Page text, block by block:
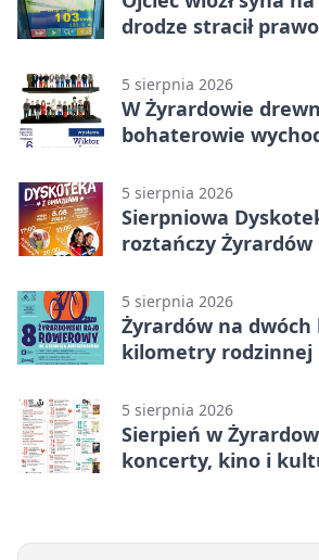
drodze stracił
5 sierpnia 2026
W Żyrardowie
bohaterowie
5 sierpnia 2026
Sierpniowa
roztańczy Żyrardów
5 sierpnia 2026
Żyrardów na dwóch
kilometry rodzinnej
5 sierpnia 2026
Sierpień w
koncerty, kino i